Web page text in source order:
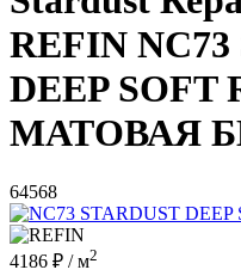
REFIN NC73
DEEP SOFT
МАТОВАЯ
64568
4186 ₽ / м2